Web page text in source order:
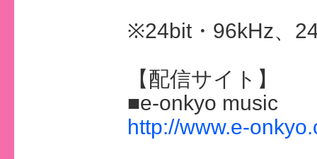
※24bit・96kHz、
【配信サイト】
■e-onkyo music
http://www.e-